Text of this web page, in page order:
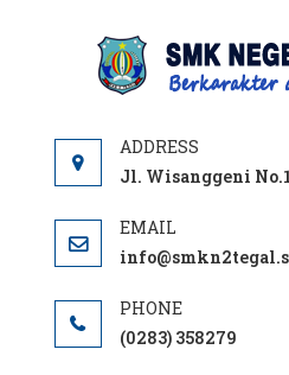
Jl. Wisanggeni
(0283) 358279